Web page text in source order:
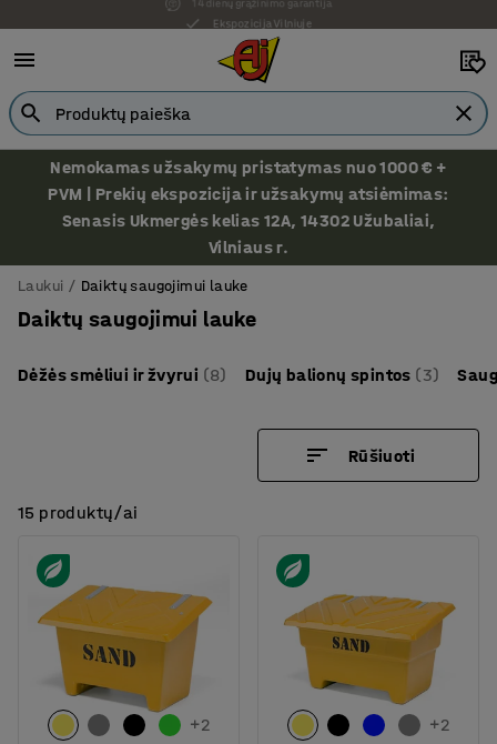
Nemokamas užsakymų pristatymas nuo 1000 € +
PVM | Prekių ekspozicija ir užsakymų atsiėmimas:
Senasis Ukmergės kelias 12A, 14302 Užubaliai,
Vilniaus r.
Laukui Daiktų saugojimui lauke
Daiktų saugojimui lauke
Dėžės smėliui ir žvyrui (8) Dujų balionų spintos (3)
Rūšiuoti
15 produktų/ai
+2 +2